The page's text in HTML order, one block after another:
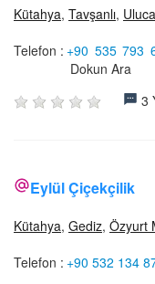
Kütahya, Tavşanlı,
Telefon : +90 535 793
Dokun Ara
3
Eylül Çiçekçilik
Kütahya, Gediz, Özyurt
Telefon : +90 532 134